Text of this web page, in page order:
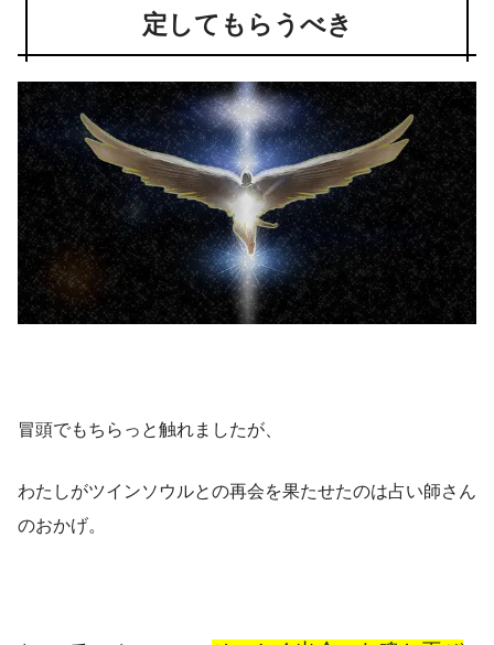
定してもらうべき
冒頭でもちらっと触れましたが、
わたしがツインソウルとの再会を果たせたのは占い師さん
のおかげ。